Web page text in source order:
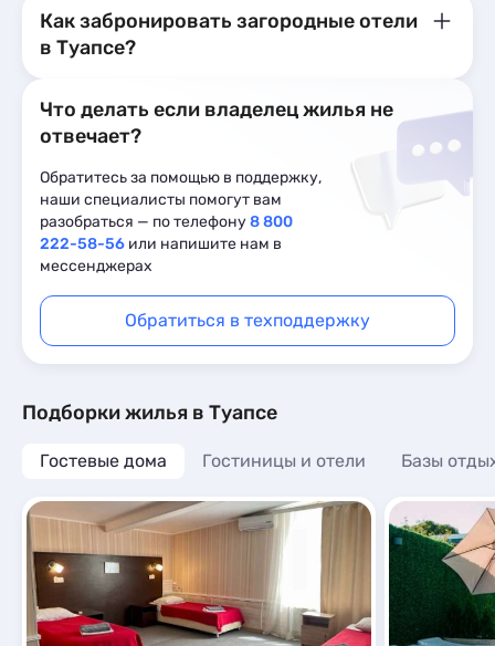
Как забронировать загородные отели
в Туапсе?
Что делать если владелец жилья не
отвечает?
Обратитесь за помощью в поддержку,
наши специалисты помогут вам
разобраться — по телефону8 800
222-58-56 или напишите нам в
мессенджерах
Обратиться в техподдержку
Подборки жилья в Туапсе
Гостевые дома Гостиницы и отели Базы